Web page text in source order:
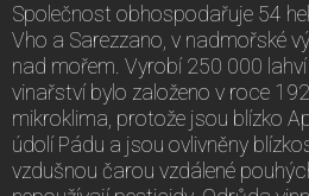
Společnost obhospodařuje 54
Vho a Sarezzano, v nadmořské
nad mořem. Vyrobí 250 000
vinařství bylo založeno v roce
mikroklima, protože jsou blízko
údolí Pádu a jsou ovlivněny
vzdušnou čarou vzdálené